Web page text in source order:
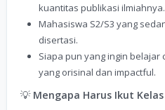
kuantitas publikasi ilmiahnya.
Mahasiswa S2/S3 yang
disertasi.
Siapa pun yang ingin
yang orisinal dan impactful.
💡 Mengapa Harus Ikut